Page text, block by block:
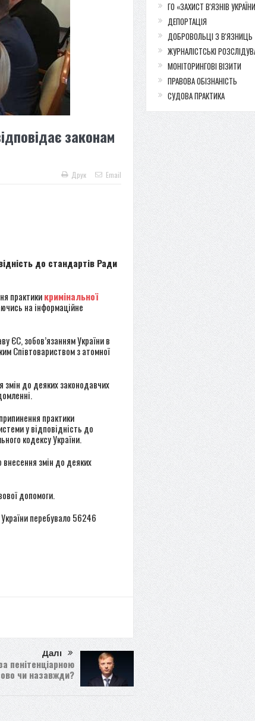
законам
Друк Email
до стандартів Ради
практикикримінальної
на інформаційне
ЄС, зобов’язанням України в
Співтовариством з атомної
змін до деяких законодавчих
практики
у відповідність до
кодексу України.
змін до деяких
допомоги.
перебувало 56246
Далі
пенітенціарною
чи назавжди?
ГО «ЗАХИСТ В'ЯЗНІВ
ДЕПОРТАЦІЯ
ДОБРОВОЛЬЦІ З В'ЯЗНИЦЬ
ЖУРНАЛІСТСЬКІ
МОНІТОРИНГОВІ ВІЗИТИ
ПРАВОВА ОБІЗНАНІСТЬ
СУДОВА ПРАКТИКА